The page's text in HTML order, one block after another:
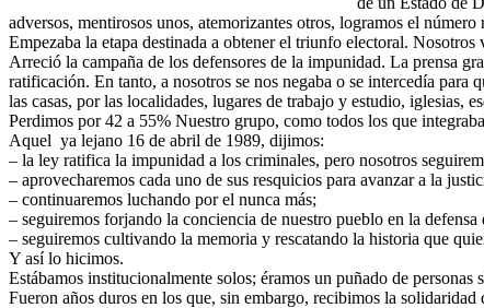
adversos, mentirosos unos, atemorizantes otros, logramos el número
Empezaba la etapa destinada a obtener el triunfo electoral.
Arreció la campaña de los defensores de la impunidad. La prensa
ratificación. En tanto, a nosotros se nos negaba o se intercedía
las casas, por las localidades, lugares de trabajo y estudio, iglesias,
Perdimos por 42 a 55% Nuestro grupo, como todos los que
Aquel ya lejano 16 de abril de 1989, dijimos:
– la ley ratifica la impunidad a los criminales, pero nosotros
– aprovecharemos cada uno de sus resquicios para avanzar a la
– continuaremos luchando por el nunca más;
– seguiremos forjando la conciencia de nuestro pueblo en la
– seguiremos cultivando la memoria y rescatando la historia que
Y así lo hicimos.
Estábamos institucionalmente solos; éramos un puñado de
Fueron años duros en los que, sin embargo, recibimos la solidaridad